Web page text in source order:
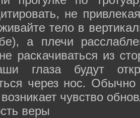
не
тело в
а плечи
раскачиваться из
глаза будут
через нос. Обычно
чувство
веры